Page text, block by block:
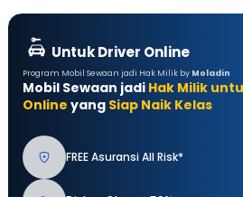
Untuk Driver Online
Program Mobil Sewaan jadi Hak Milik by Moladin
Mobil Sewaan jadi Hak Milik
Online yang Siap Naik Kelas
FREE Asuransi All Risk*